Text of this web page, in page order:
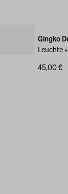
Gingko
Leuchte
45,00 €